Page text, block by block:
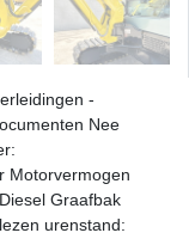
-
Nee
Motorvermogen
Graafbak
urenstand: